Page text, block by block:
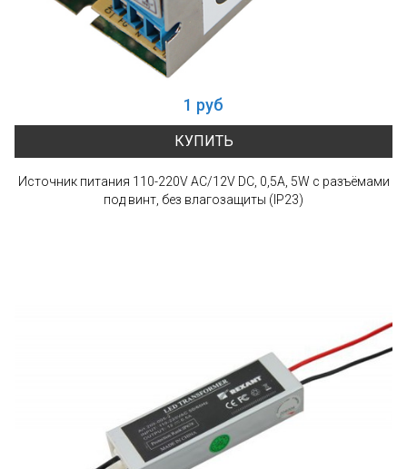
1 руб
КУПИТЬ
Источник питания 110-220V AC/12V DC, 0,5A, 5W с разъёмами
под винт, без влагозащиты (IP23)